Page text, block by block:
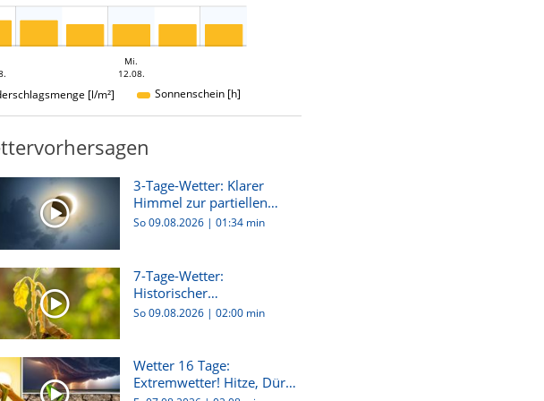
Mi.
12.08.
[l/m²] Sonnenschein [h]
3-Tage-Wetter: Klarer
Himmel zur partiellen
Sonnen...
So 09.08.2026 |01:34 min
7-Tage-Wetter:
Historischer
Wassermangel und sorge...
So 09.08.2026 |02:00 min
Wetter 16 Tage:
Extremwetter! Hitze, Dürre